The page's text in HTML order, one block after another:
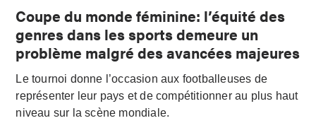
Coupe du monde féminine: l’équité des
genres dans les sports demeure un
problème malgré des avancées majeures
Le tournoi donne l’occasion aux footballeuses de
représenter leur pays et de compétitionner au plus haut
niveau sur la scène mondiale.